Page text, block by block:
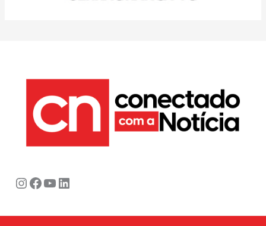
Instagram
Facebook
Youtube
LinkedIn